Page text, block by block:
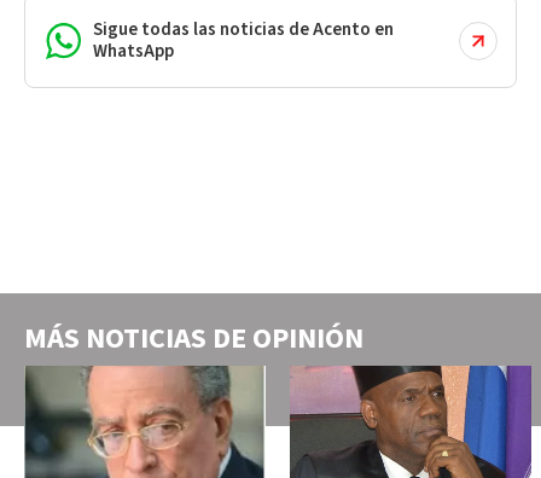
Sigue todas las noticias de Acento en
WhatsApp
MÁS NOTICIAS DE OPINIÓN